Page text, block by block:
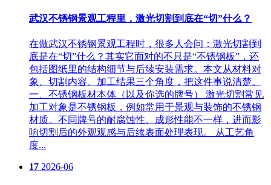
武汉不锈钢景观工程里，激光切割到底在“切”什么？
在做武汉不锈钢景观工程时，很多人会问：激光切割到
底是在“切”什么？其实它面对的不只是“不锈钢板”，还
包括图纸里的结构细节与后续安装需求。本文从材料对
象、切割内容、加工结果三个角度，把这件事说清楚。
一、不锈钢板材本体（以及你选的牌号） 激光切割常见
加工对象是不锈钢板，例如常用于景观与装饰的不锈钢
材质。不同牌号的耐腐蚀性、成形性能不一样，进而影
响切割后的外观观感与后续表面处理表现。 从工艺角
度...
17 2026-06